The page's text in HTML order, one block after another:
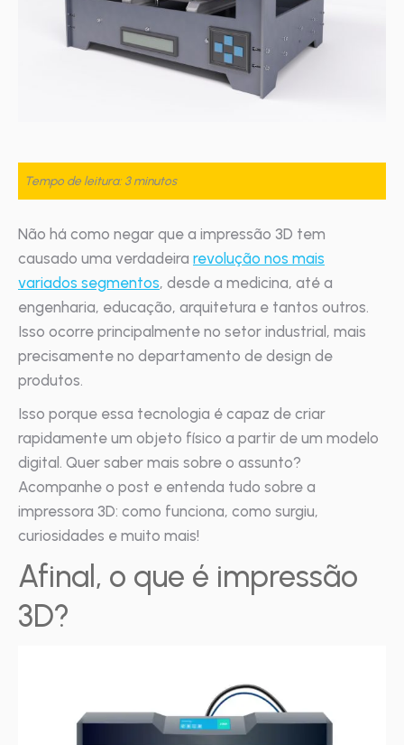
Tempo de leitura: 3 minutos
Não há como negar que a impressão 3D tem
causado uma verdadeira revolução nos mais
variados segmentos, desde a medicina, até a
engenharia, educação, arquitetura e tantos outros.
Isso ocorre principalmente no setor industrial, mais
precisamente no departamento de design de
produtos.
Isso porque essa tecnologia é capaz de criar
rapidamente um objeto físico a partir de um modelo
digital. Quer saber mais sobre o assunto?
Acompanhe o post e entenda tudo sobre a
impressora 3D: como funciona, como surgiu,
curiosidades e muito mais!
Afinal, o que é impressão
3D?